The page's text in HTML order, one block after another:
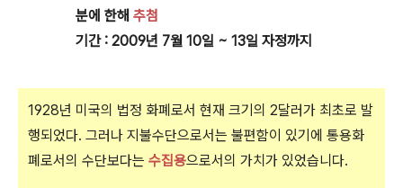
분에 한해 추첨
기간 : 2009년 7월 10일 ~ 13일 자정까지
1928년 미국의 법정 화폐로서 현재 크기의 2달러가 최초로 발
행되었다. 그러나 지불수단으로서는 불편함이 있기에 통용화
폐로서의 수단보다는 수집용으로서의 가치가 있었습니다.